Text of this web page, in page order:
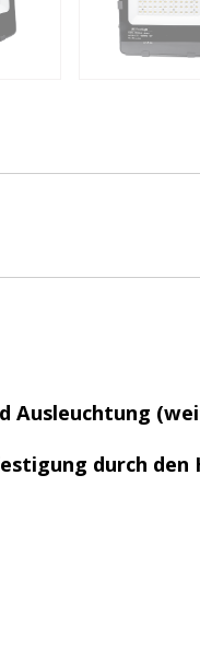
Ausleuchtung
durch den